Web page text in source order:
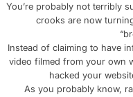
You’re probably not terribly
crooks are now
Instead of claiming to have
video filmed from your own
hacked your
As you probably know,